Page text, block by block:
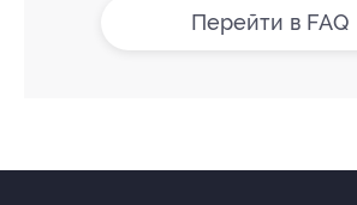
Перейти в FAQ